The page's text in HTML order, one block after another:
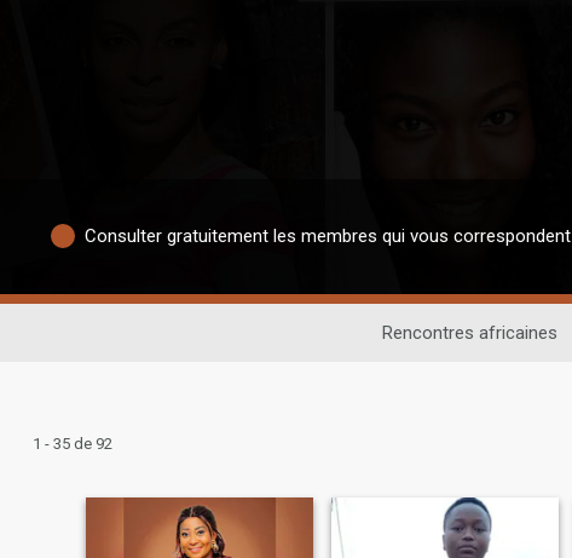
Consulter gratuitement les membres qui vous correspondent
Rencontres africaines
1 - 35 de 92